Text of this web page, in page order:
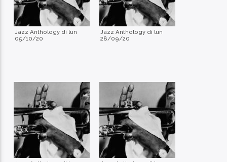
Jazz Anthology di lun
05/10/20
Jazz Anthology di lun
28/09/20